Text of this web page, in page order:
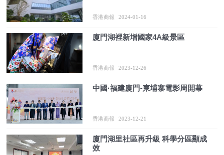
香港商報 2024-01-16
廈門湖裡新增國家4A級景區
香港商報 2023-12-26
中國·福建廈門-柬埔寨電影周開幕
香港商報 2023-12-21
廈門湖里社區再升級 科學分區顯成
效